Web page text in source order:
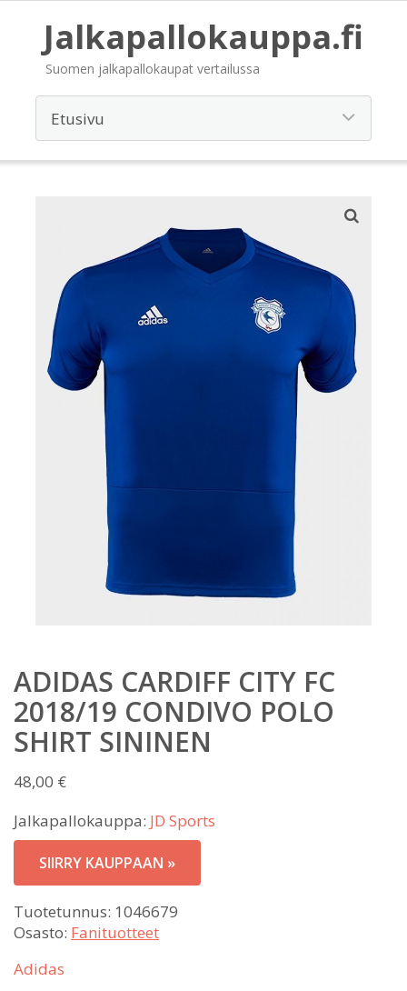
Jalkapallokauppa.fi
Suomen jalkapallokaupat vertailussa
ADIDAS CARDIFF CITY FC
2018/19 CONDIVO POLO
SHIRT SININEN
48,00 €
Jalkapallokauppa: JD Sports
SIIRRY KAUPPAAN »
Tuotetunnus: 1046679
Osasto: Fanituotteet
Adidas